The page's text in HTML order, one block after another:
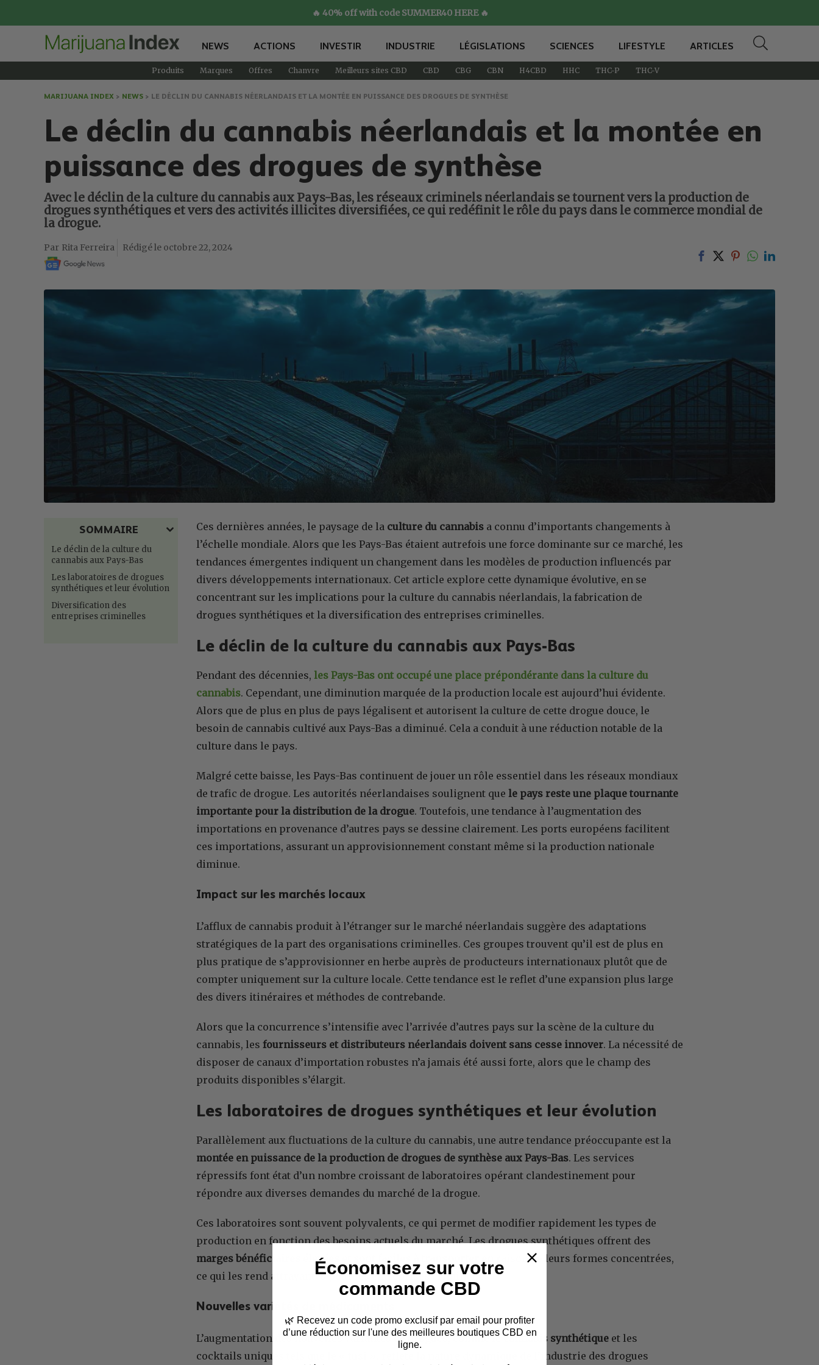
🔥 40% off with code SUMMER40 HERE 🔥
NEWS ACTIONS INVESTIR INDUSTRIE LÉGISLATIONS SCIENCES LIFESTYLE ARTICLES
Produits Marques Offres Chanvre Meilleurs sites CBD CBD CBG CBN H4CBD HHC THC-P THC-V
MARIJUANA INDEX > NEWS > LE DÉCLIN DU CANNABIS NÉERLANDAIS ET LA MONTÉE EN PUISSANCE DES DROGUES DE SYNTHÈSE
Le déclin du cannabis néerlandais et la montée en
puissance des drogues de synthèse
Avec le déclin de la culture du cannabis aux Pays-Bas, les réseaux criminels néerlandais se tournent vers la production de
drogues synthétiques et vers des activités illicites diversifiées, ce qui redéfinit le rôle du pays dans le commerce mondial de
la drogue.
Rita Ferreira octobre 22, 2024
SOMMAIRE
Le déclin de la culture du
cannabis aux Pays-Bas
Les laboratoires de drogues
synthétiques et leur évolution
Diversification des
entreprises criminelles
Ces dernières années, le paysage de la culture du cannabis a connu d’importants changements à
l’échelle mondiale. Alors que les Pays-Bas étaient autrefois une force dominante sur ce marché, les
tendances émergentes indiquent un changement dans les modèles de production influencés par
divers développements internationaux. Cet article explore cette dynamique évolutive, en se
concentrant sur les implications pour la culture du cannabis néerlandais, la fabrication de
drogues synthétiques et la diversification des entreprises criminelles.
Le déclin de la culture du cannabis aux Pays-Bas
Pendant des décennies, les Pays-Bas ont occupé une place prépondérante dans la culture du
cannabis. Cependant, une diminution marquée de la production locale est aujourd’hui évidente.
Alors que de plus en plus de pays légalisent et autorisent la culture de cette drogue douce, le
besoin de cannabis cultivé aux Pays-Bas a diminué. Cela a conduit à une réduction notable de la
culture dans le pays.
Malgré cette baisse, les Pays-Bas continuent de jouer un rôle essentiel dans les réseaux mondiaux
de trafic de drogue. Les autorités néerlandaises soulignent que le pays reste une plaque tournante
importante pour la distribution de la drogue. Toutefois, une tendance à l’augmentation des
importations en provenance d’autres pays se dessine clairement. Les ports européens facilitent
ces importations, assurant un approvisionnement constant même si la production nationale
diminue.
Impact sur les marchés locaux
L’afflux de cannabis produit à l’étranger sur le marché néerlandais suggère des adaptations
stratégiques de la part des organisations criminelles. Ces groupes trouvent qu’il est de plus en
plus pratique de s’approvisionner en herbe auprès de producteurs internationaux plutôt que de
compter uniquement sur la culture locale. Cette tendance est le reflet d’une expansion plus large
des divers itinéraires et méthodes de contrebande.
Alors que la concurrence s’intensifie avec l’arrivée d’autres pays sur la scène de la culture du
cannabis, les fournisseurs et distributeurs néerlandais doivent sans cesse innover. La nécessité de
disposer de canaux d’importation robustes n’a jamais été aussi forte, alors que le champ des
produits disponibles s’élargit.
Les laboratoires de drogues synthétiques et leur évolution
Parallèlement aux fluctuations de la culture du cannabis, une autre tendance préoccupante est la
montée en puissance de la production de drogues de synthèse aux Pays-Bas. Les services
répressifs font état d’un nombre croissant de laboratoires opérant clandestinement pour
répondre aux diverses demandes du marché de la drogue.
Ces laboratoires sont souvent polyvalents, ce qui permet de modifier rapidement les types de
production en fonction des besoins actuels du marché. Les drogues synthétiques offrent des
marges bénéficiaires élevées et sont faciles à transporter en
raison de leurs formes concentrées,
ce qui les rend attrayantes pour les entreprises criminelles.
Nouvelles variétés de médicaments
L’augmentation des nouvelles variantes de drogues, comme lecannabis synthétique et les
cocktails uniques tels que le « tusi », reflète la nature dynamique de l’industrie des drogues
Économisez sur votre
commande CBD
🌿 Recevez un code promo exclusif par email pour profiter
d’une réduction sur l'une des meilleures boutiques CBD en
ligne.